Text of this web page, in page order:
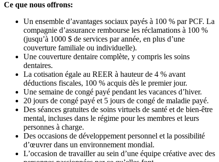
Ce que nous offrons:
Un ensemble d’avantages sociaux payés à 100 % par PCF. La
compagnie d’assurance rembourse les réclamations à 100 %
(jusqu’à 1000 $ de services par année, en plus d’une
couverture familiale ou individuelle).
Une couverture dentaire complète, y compris les soins
dentaires.
La cotisation égale au REER à hauteur de 4 % avant
déductions fiscales, 100 % acquis dès le premier jour.
Une semaine de congé payé pendant les vacances d’hiver.
20 jours de congé payé et 5 jours de congé de maladie payé.
Des séances gratuites de soins virtuels de santé et de bien-être
mental, incluses dans le régime pour les membres et leurs
personnes à charge.
Des occasions de développement personnel et la possibilité
d’œuvrer dans un environnement mondial.
L’occasion de travailler au sein d’une équipe créative avec des